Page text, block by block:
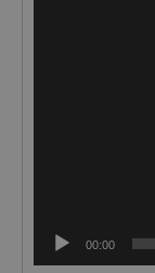
00:00